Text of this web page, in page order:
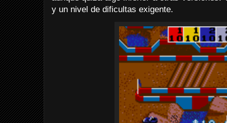
y un nivel de dificultas exigente.